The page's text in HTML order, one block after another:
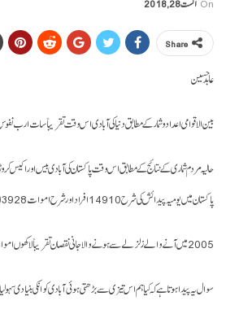
Share
عابد حسین
بین الاقوامی اعداد و شمار کے مطابق دنیا کی آبادی اس وقت تقریباً سات
حالیہ مردم شماری کے نتائج کے مطابق اس وقت پاکستان کی آبادی بیس اور اکیس کروڑ کے درمیان ھےـ 1998 اور حالیہ مردم شماری کے نتائج کا موازنہ کیا جائے تو
پاکستان میں یومیہ پیدائش کی شرح 14910 افراد اور شرح اموات 3928 افراد یومیہ ہےـ۔
2005 میں آنے والے زلزلے سے ہونے والا جانی نقصان تقریباً لاکھوں اموات کا سانحہ تھا جبکہ اُس وقت کی بڑھتی ہوئی آبادی کی شرح کے مطابق یہ ہونیوالی کمی صرف چنددن میں پوری ہوگئی۔ـ
سوال یہ پیدا ہوتا ہے کہ کیا ہم اس تیزی سے بڑھتی ہوئی آبادی کو انکی بنیادی